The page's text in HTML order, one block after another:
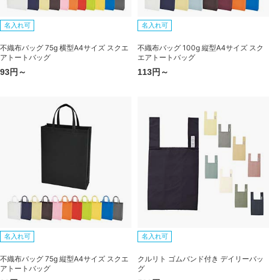
名入れ可
不織布バッグ 75g 横型A4サイズ スクエ
アトートバッグ
93円～
名入れ可
不織布バッグ 100g 縦型A4サイズ スク
エアトートバッグ
113円～
名入れ可
不織布バッグ 75g 縦型A4サイズ スクエ
アトートバッグ
名入れ可
クルリト ゴムバンド付き デイリーバッ
グ